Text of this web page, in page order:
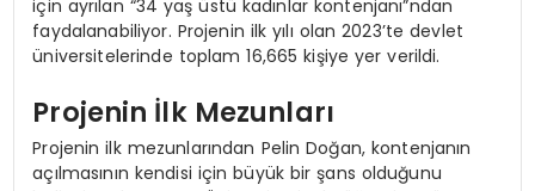
için ayrılan “34 yaş üstü kadınlar kontenjanı”ndan
faydalanabiliyor. Projenin ilk yılı olan 2023’te devlet
üniversitelerinde toplam 16,665 kişiye yer verildi.
Projenin İlk Mezunları
Projenin ilk mezunlarından Pelin Doğan, kontenjanın
açılmasının kendisi için büyük bir şans olduğunu